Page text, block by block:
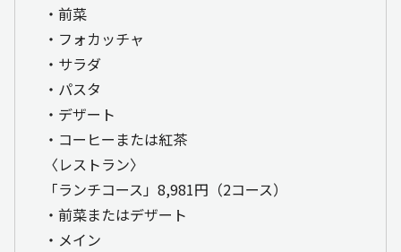
・前菜
・フォカッチャ
・サラダ
・パスタ
・デザート
・コーヒーまたは紅茶
〈レストラン〉
「ランチコース」8,981円（2コース）
・前菜またはデザート
・メイン